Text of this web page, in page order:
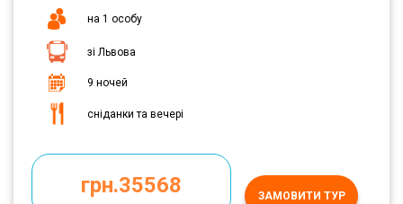
на 1 особу
зі Львова
9 ночей
сніданки та вечері
грн.35568 ЗАМОВИТИ ТУР